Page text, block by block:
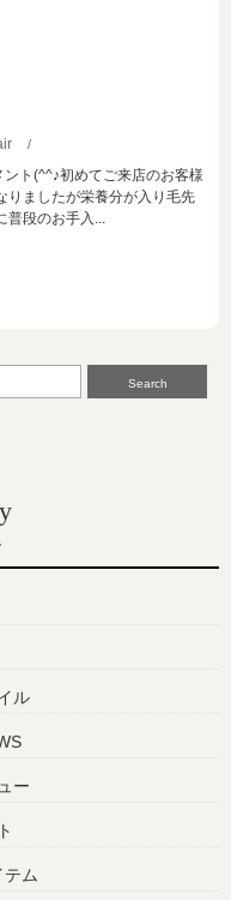
/
ト(^^♪初めてご来店のお客様
りましたが栄養分が入り毛先
段のお手入...
Search
ル
ー
ム